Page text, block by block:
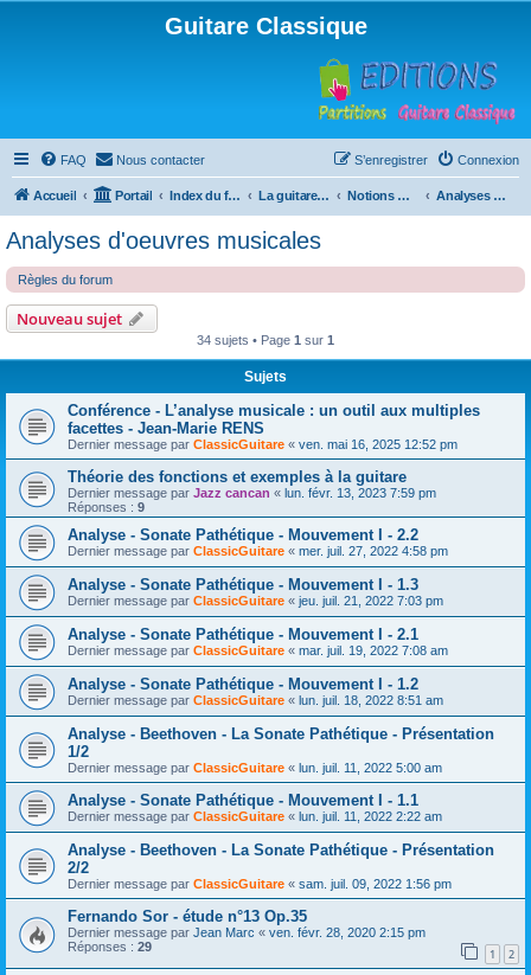
Guitare Classique
FAQ Nous contacter Connexion
S’enregistrer
Accueil Portail Index du forum La guitare : instrument, cours et théorie Notions musicales Analyses d'oeuvres musicales
Analyses d'oeuvres musicales
Règles du forum
Nouveau sujet
34 sujets • Page 1 sur 1
Sujets
Conférence - L’analyse musicale : un outil aux multiples
facettes - Jean-Marie RENS
Dernier message par ClassicGuitare « ven. mai 16, 2025 12:52 pm
Théorie des fonctions et exemples à la guitare
Dernier message par Jazz cancan « lun. févr. 13, 2023 7:59 pm
Réponses : 9
Analyse - Sonate Pathétique - Mouvement I - 2.2
Dernier message par ClassicGuitare « mer. juil. 27, 2022 4:58 pm
Analyse - Sonate Pathétique - Mouvement I - 1.3
Dernier message par ClassicGuitare « jeu. juil. 21, 2022 7:03 pm
Analyse - Sonate Pathétique - Mouvement I - 2.1
Dernier message par ClassicGuitare « mar. juil. 19, 2022 7:08 am
Analyse - Sonate Pathétique - Mouvement I - 1.2
Dernier message par ClassicGuitare « lun. juil. 18, 2022 8:51 am
Analyse - Beethoven - La Sonate Pathétique - Présentation
1/2
Dernier message par ClassicGuitare « lun. juil. 11, 2022 5:00 am
Analyse - Sonate Pathétique - Mouvement I - 1.1
Dernier message par ClassicGuitare « lun. juil. 11, 2022 2:22 am
Analyse - Beethoven - La Sonate Pathétique - Présentation
2/2
Dernier message par ClassicGuitare « sam. juil. 09, 2022 1:56 pm
Fernando Sor - étude n°13 Op.35
Dernier message par Jean Marc « ven. févr. 28, 2020 2:15 pm
Réponses : 29 1 2